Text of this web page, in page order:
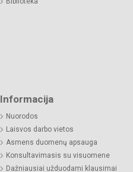
Informacija
Nuorodos
Laisvos darbo vietos
Asmens duomenų apsauga
Konsultavimasis su visuomene
Dažniausiai užduodami klausimai